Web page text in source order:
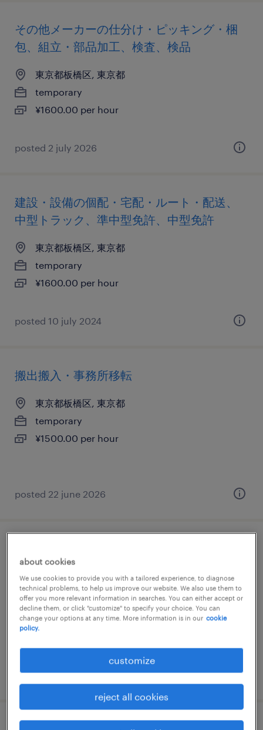
その他メーカーの仕分け・ピッキング・梱
包、組立・部品加工、検査、検品
東京都板橋区, 東京都
temporary
¥1600.00 per hour
posted 2 july 2026
建設・設備の個配・宅配・ルート・配送、
中型トラック、準中型免許、中型免許
東京都板橋区, 東京都
temporary
¥1600.00 per hour
posted 10 july 2024
搬出搬入・事務所移転
東京都板橋区, 東京都
temporary
¥1500.00 per hour
posted 22 june 2026
の他（倉庫・軽作業）、個配・宅配・ルー
ト・配送、その他（その他）
東京都板橋区, 東京都
temporary
¥1400.00 per hour
posted 22 may 2026
about cookies
We use cookies to provide you with a tailored experience, to diagnose
technical problems, to help us improve our website. We also use them to
offer you more relevant information in searches. You can either accept or
decline them, or click "customize" to specify your choice. You can
change your options at any time. More information is in our cookie
policy.
customize
reject all cookies